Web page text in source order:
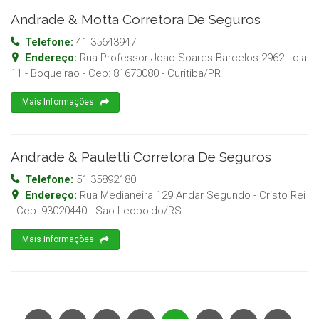
Andrade & Motta Corretora De Seguros
Telefone: 41 35643947
Endereço: Rua Professor Joao Soares Barcelos 2962 Loja
11 - Boqueirao - Cep: 81670080 - Curitiba/PR
Mais Informações
Andrade & Pauletti Corretora De Seguros
Telefone: 51 35892180
Endereço: Rua Medianeira 129 Andar Segundo - Cristo Rei
- Cep: 93020440 - Sao Leopoldo/RS
Mais Informações